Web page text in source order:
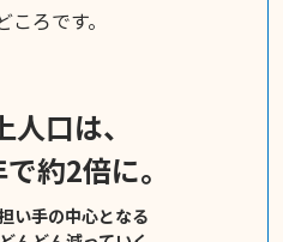
ろです。
口は、
約2倍に。
い手の中心となる